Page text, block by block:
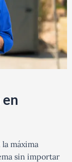
máxima
sin importar